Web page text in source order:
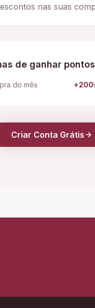
nas suas
de ganhar
do mês +200
Criar Conta Grátis